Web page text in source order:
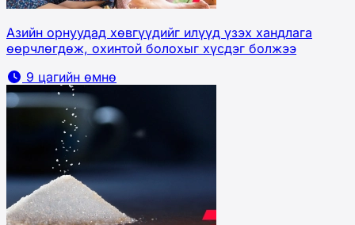
Азийн орнуудад хөвгүүдийг илүүд үзэх хандлага
өөрчлөгдөж, охинтой болохыг хүсдэг болжээ
9 цагийн өмнө